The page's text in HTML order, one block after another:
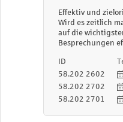
Effektiv und
Wird es zeitlich
auf die
Besprechungen
ID
58.202 2602
58.202 2702
58.202 2701